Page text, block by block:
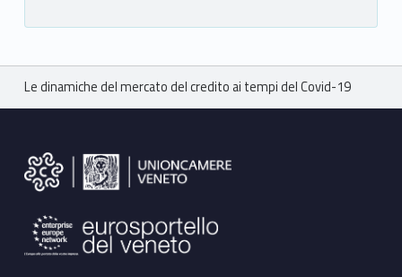
Breadcrumbs navigation
Le dinamiche del mercato del credito ai tempi del Covid-19